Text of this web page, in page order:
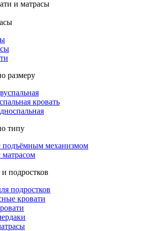
размеру
кровать
типу
подъёмным механизмом
матрасом
подростков
подростков
кровати